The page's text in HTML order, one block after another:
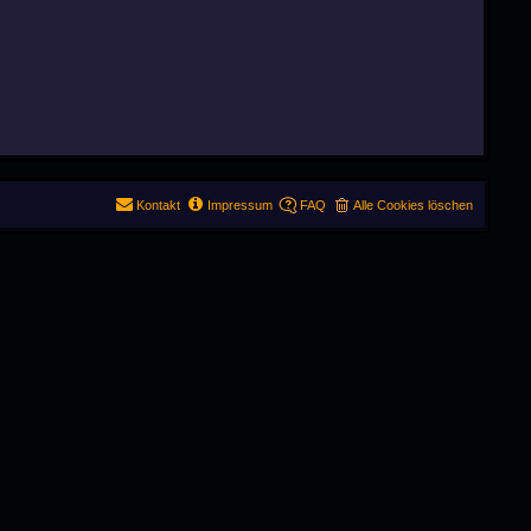
Alle Cookies löschen
FAQ
Impressum
Kontakt